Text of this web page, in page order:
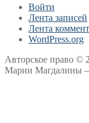
Войти
Лента записей
Лента
WordPress.org
Авторское право ©
Марии Магдалины